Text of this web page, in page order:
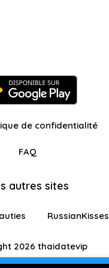
de confidentialité
FAQ
autres sites
RussianKisses
2026 thaidatevip